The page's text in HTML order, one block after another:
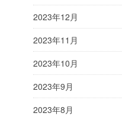
2023年12月
2023年11月
2023年10月
2023年9月
2023年8月